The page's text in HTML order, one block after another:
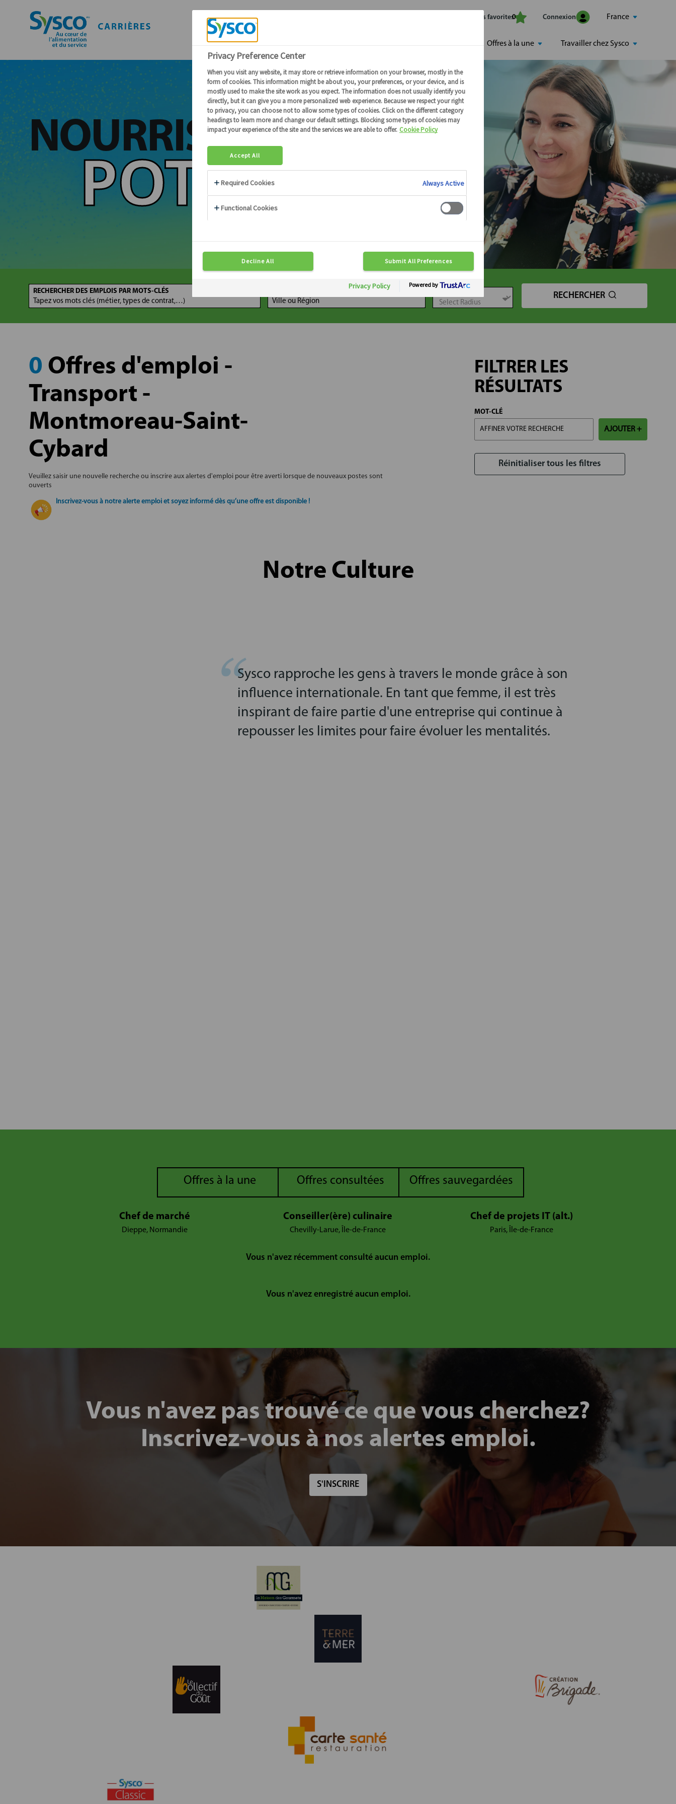
Mes offres favorites Connexion
0 France
Offres à la une Travailler chez Sysco
NOURRISSEZ VOTRE
POTENTIEL
RECHERCHER DES EMPLOIS PAR MOTS-CLÉS RECHERCHER
0 Offres d'emploi -
Transport -
Montmoreau-Saint-
Cybard
Veuillez saisir une nouvelle recherche ou inscrire aux alertes d'emploi pour être averti lorsque de nouveaux postes sont
ouverts
Inscrivez-vous à notre alerte emploi et soyez informé dès qu’une offre est disponible !
FILTRER LES
RÉSULTATS
MOT-CLÉ
AJOUTER +
Réinitialiser tous les filtres
Notre Culture
Sysco rapproche les gens à travers le monde grâce à son
influence internationale. En tant que femme, il est très
inspirant de faire partie d'une entreprise qui continue à
repousser les limites pour faire évoluer les mentalités.
Offres à la une Offres consultées Offres sauvegardées
Chef de marché
Dieppe, Normandie
Conseiller(ère) culinaire
Chevilly-Larue, Île-de-France
Chef de projets IT (alt.)
Paris, Île-de-France
Vous n'avez récemment consulté aucun emploi.
Vous n'avez enregistré aucun emploi.
Vous n'avez pas trouvé ce que vous cherchez?
Inscrivez-vous à nos alertes emploi.
S'INSCRIRE